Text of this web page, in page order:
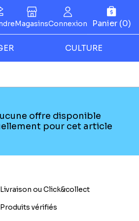
Panier (0)
MagasinsConnexion
CULTURE
offre disponible
pour cet article
Livraison ou Click&collect
Produits vérifiés